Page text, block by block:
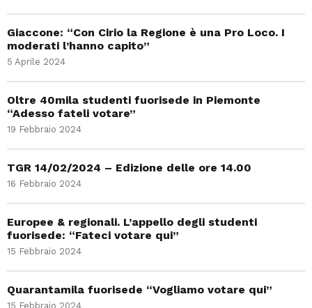
Giaccone: “Con Cirio la Regione è una Pro Loco. I
moderati l’hanno capito”
5 Aprile 2024
Oltre 40mila studenti fuorisede in Piemonte
“Adesso fateli votare”
19 Febbraio 2024
TGR 14/02/2024 – Edizione delle ore 14.00
16 Febbraio 2024
Europee & regionali. L’appello degli studenti
fuorisede: “Fateci votare qui”
15 Febbraio 2024
Quarantamila fuorisede “Vogliamo votare qui”
15 Febbraio 2024